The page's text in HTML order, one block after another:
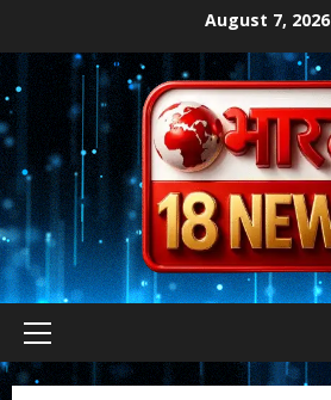
content
August 7, 2026
Primary
Menu